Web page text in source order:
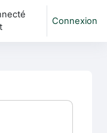
Connexion